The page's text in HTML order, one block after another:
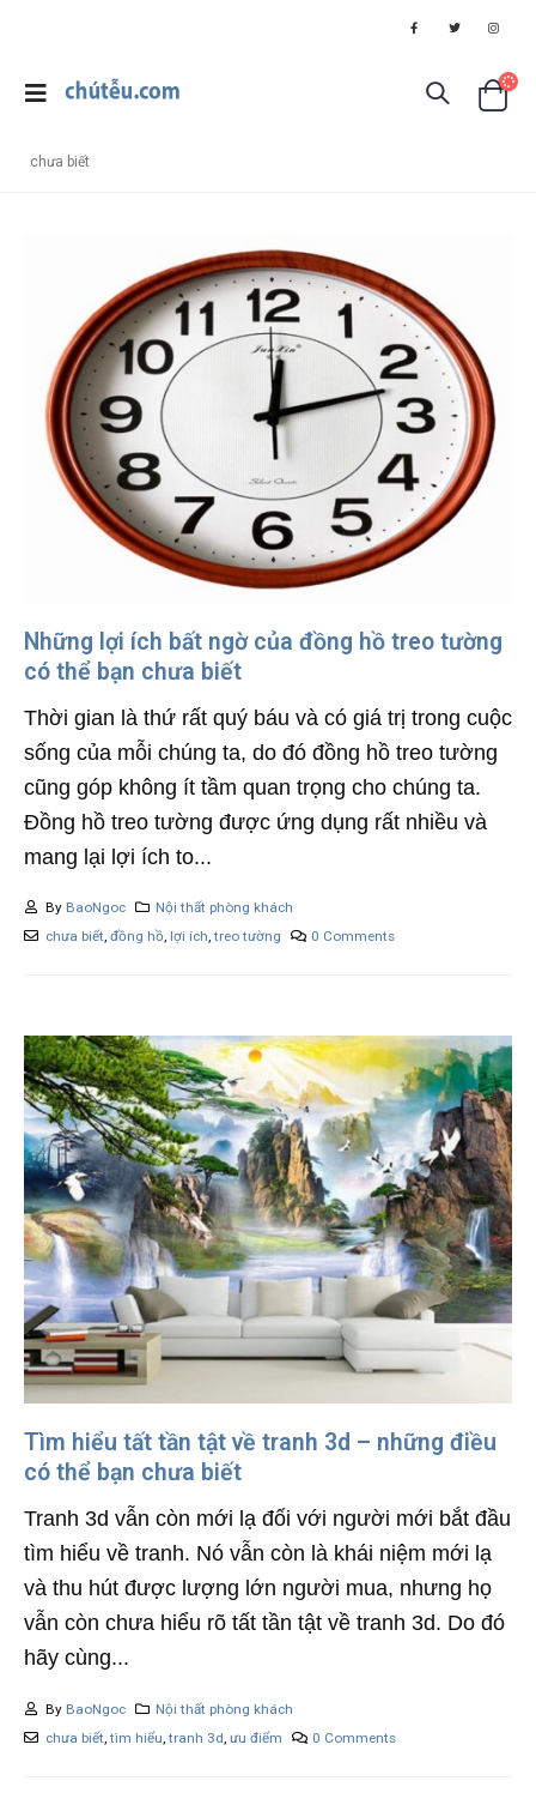
chưa biết
Những lợi ích bất ngờ của đồng hồ treo tường
có thể bạn chưa biết
Thời gian là thứ rất quý báu và có giá trị trong cuộc
sống của mỗi chúng ta, do đó đồng hồ treo tường
cũng góp không ít tầm quan trọng cho chúng ta.
Đồng hồ treo tường được ứng dụng rất nhiều và
mang lại lợi ích to...
By BaoNgoc
Nội thất phòng khách
chưa biết, đồng hồ, lợi ích,treo tường 0 Comments
Tìm hiểu tất tần tật về tranh 3d – những điều
có thể bạn chưa biết
Tranh 3d vẫn còn mới lạ đối với người mới bắt đầu
tìm hiểu về tranh. Nó vẫn còn là khái niệm mới lạ
và thu hút được lượng lớn người mua, nhưng họ
vẫn còn chưa hiểu rõ tất tần tật về tranh 3d. Do đó
hãy cùng...
By BaoNgoc
Nội thất phòng khách
chưa biết ,tìm hiểu ,tranh 3d ưu điểm 0 Comments